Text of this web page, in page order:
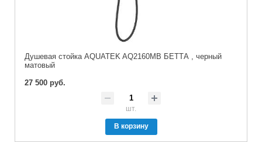
Душевая стойка AQUATEK AQ2160MB БЕТТА , черный
матовый
27 500 руб.
шт.
В корзину